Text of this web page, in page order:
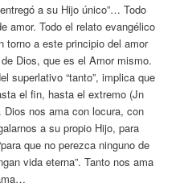
a su Hijo único”… Todo
amor. Todo el relato evangélico
torno a este principio del amor
Dios, que es el Amor mismo.
superlativo “tanto”, implica que
el fin, hasta el extremo (Jn
nos ama con locura, con
a su propio Hijo, para
que no perezca ninguno de
vida eterna”. Tanto nos ama